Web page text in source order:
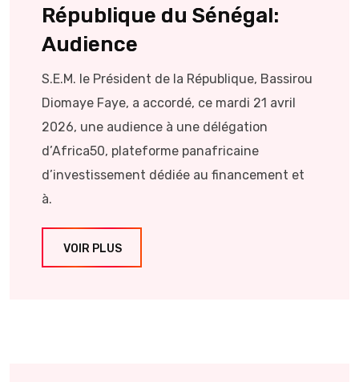
République du Sénégal:
Audience
S.E.M. le Président de la République, Bassirou
Diomaye Faye, a accordé, ce mardi 21 avril
2026, une audience à une délégation
d’Africa50, plateforme panafricaine
d’investissement dédiée au financement et
à.
VOIR PLUS